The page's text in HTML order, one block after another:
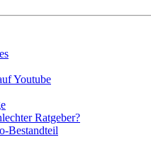
Youtube
Ratgeber?
Bestandteil